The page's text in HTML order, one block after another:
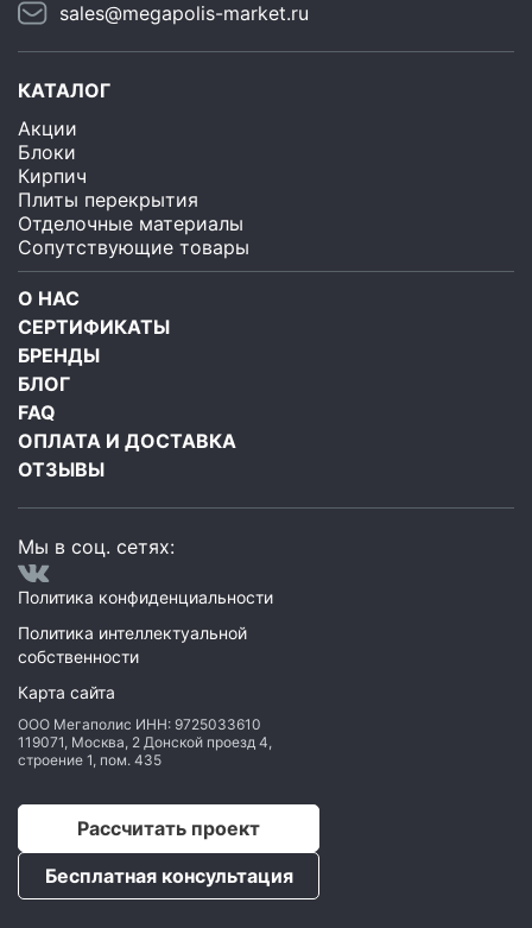
sales@megapolis-market.ru
КАТАЛОГ
Акции
Блоки
Кирпич
Плиты перекрытия
Отделочные материалы
Сопутствующие товары
О НАС
СЕРТИФИКАТЫ
БРЕНДЫ
БЛОГ
FAQ
ОПЛАТА И ДОСТАВКА
ОТЗЫВЫ
Мы в соц. сетях:
Политика конфиденциальности
Политика интеллектуальной
собственности
Карта сайта
ООО Мегаполис ИНН: 9725033610
119071, Москва, 2 Донской проезд 4,
строение 1, пом. 435
Рассчитать проект
Бесплатная консультация